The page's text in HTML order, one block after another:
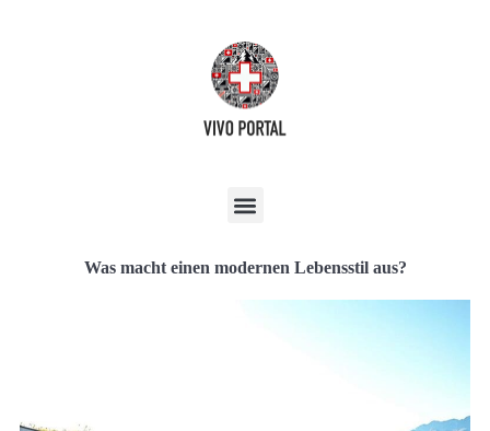
Was macht einen modernen Lebensstil aus?